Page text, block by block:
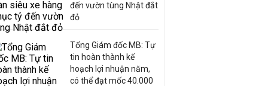
đến vườn tùng Nhật đắt
đỏ
Tổng Giám đốc MB: Tự
tin hoàn thành kế
hoạch lợi nhuận năm,
có thể đạt mốc 40.000